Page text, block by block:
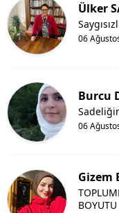
Ülker
06
Burcu
06
Gizem
BOYUTU